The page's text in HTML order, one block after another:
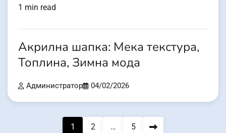
1 min read
Акрилна шапка: Мека текстура,
Топлина, Зимна мода
Администратор 04/02/2026
1 2 … 5